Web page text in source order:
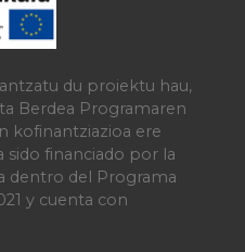
du proiektu hau,
Berdea Programaren
kofinantziazioa ere
sido financiado por la
dentro del Programa
y cuenta con